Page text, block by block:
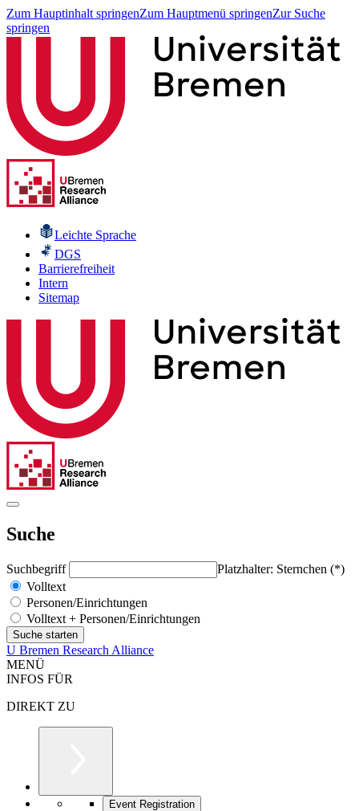
Zum Hauptinhalt springenZum Hauptmenü springenZur Suche
springen
Leichte Sprache
DGS
Barrierefreiheit
Intern
Sitemap
Suche
Suchbegriff
Platzhalter: Sternchen (*)
Volltext
Personen/Einrichtungen
Volltext + Personen/Einrichtungen
U Bremen Research Alliance
MENÜ
INFOS FÜR
DIREKT ZU
Event Registration